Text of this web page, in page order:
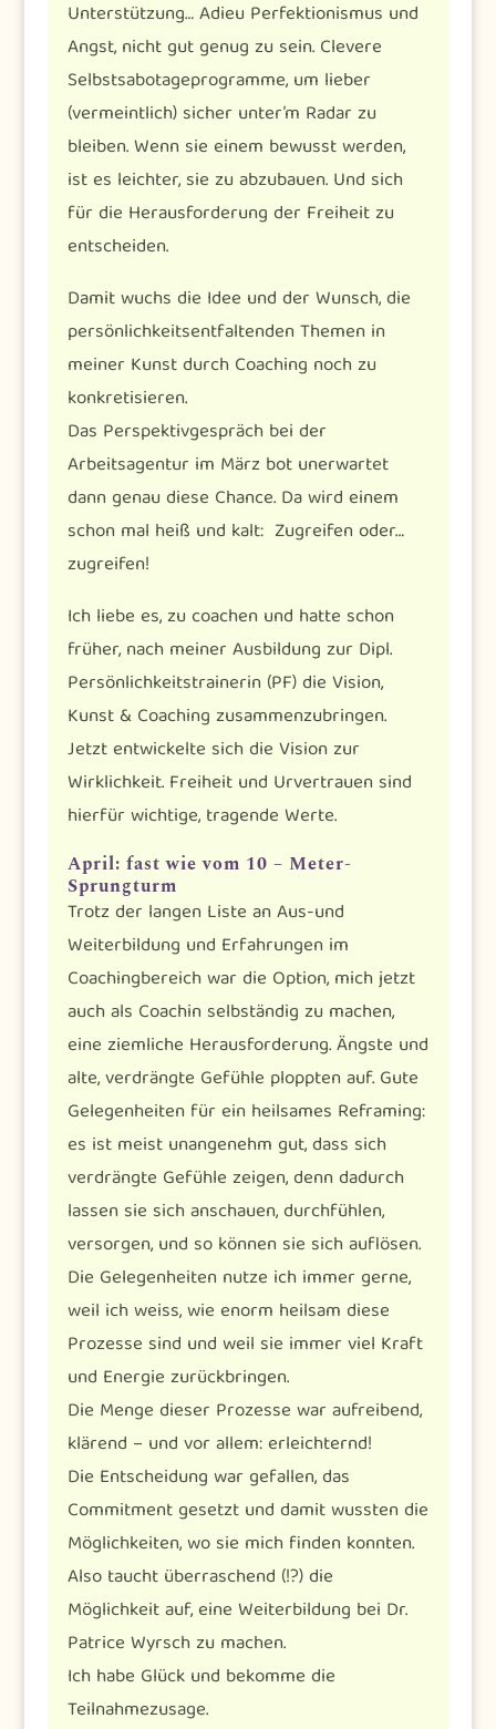
Unterstützung… Adieu Perfektionismus und
Angst, nicht gut genug zu sein. Clevere
Selbstsabotageprogramme, um lieber
(vermeintlich) sicher unter’m Radar zu
bleiben. Wenn sie einem bewusst werden,
ist es leichter, sie zu abzubauen. Und sich
für die Herausforderung der Freiheit zu
entscheiden.
Damit wuchs die Idee und der Wunsch, die
persönlichkeitsentfaltenden Themen in
meiner Kunst durch Coaching noch zu
konkretisieren.
Das Perspektivgespräch bei der
Arbeitsagentur im März bot unerwartet
dann genau diese Chance. Da wird einem
schon mal heiß und kalt: Zugreifen oder…
zugreifen!
Ich liebe es, zu coachen und hatte schon
früher, nach meiner Ausbildung zur Dipl.
Persönlichkeitstrainerin (PF) die Vision,
Kunst & Coaching zusammenzubringen.
Jetzt entwickelte sich die Vision zur
Wirklichkeit. Freiheit und Urvertrauen sind
hierfür wichtige, tragende Werte.
April: fast wie vom 10 – Meter-
Sprungturm
Trotz der langen Liste an Aus-und
Weiterbildung und Erfahrungen im
Coachingbereich war die Option, mich jetzt
auch als Coachin selbständig zu machen,
eine ziemliche Herausforderung. Ängste und
alte, verdrängte Gefühle ploppten auf. Gute
Gelegenheiten für ein heilsames Reframing:
es ist meist unangenehm gut, dass sich
verdrängte Gefühle zeigen, denn dadurch
lassen sie sich anschauen, durchfühlen,
versorgen, und so können sie sich auflösen.
Die Gelegenheiten nutze ich immer gerne,
weil ich weiss, wie enorm heilsam diese
Prozesse sind und weil sie immer viel Kraft
und Energie zurückbringen.
Die Menge dieser Prozesse war aufreibend,
klärend – und vor allem: erleichternd!
Die Entscheidung war gefallen, das
Commitment gesetzt und damit wussten die
Möglichkeiten, wo sie mich finden konnten.
Also taucht überraschend (!?) die
Möglichkeit auf, eine Weiterbildung bei Dr.
Patrice Wyrsch zu machen.
Ich habe Glück und bekomme die
Teilnahmezusage.